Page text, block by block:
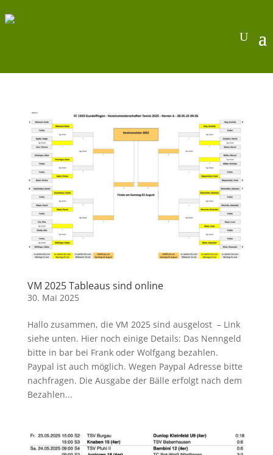
VM 2025 Tableaus sind online
30. Mai 2025
Hallo zusammen, die VM 2025 sind ausgelost – Link
siehe unten. Hier noch einige Details: Das Nenngeld
bitte in bar bei Frank oder Wolfgang bezahlen.
Paypal ist auch möglich. Wegen Paypal Adresse bitte
nachfragen. Die Ausgabe der Bälle erfolgt nach dem
Bezahlen...